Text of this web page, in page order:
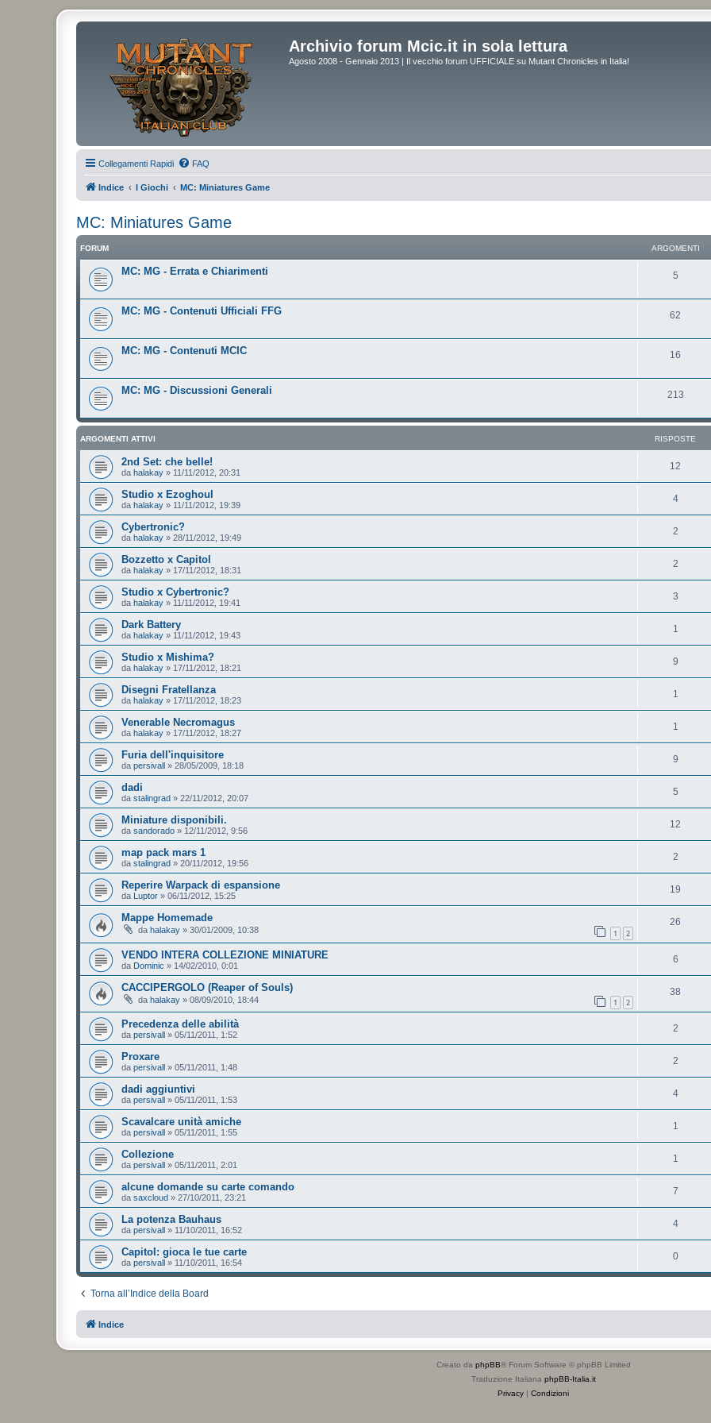
Archivio forum Mcic.it in sola lettura
Agosto 2008 - Gennaio 2013 | Il vecchio forum UFFICIALE su Mutant Chronicles in Italia!
Collegamenti Rapidi FAQ
Indice I Giochi MC: Miniatures Game
MC: Miniatures Game
FORUM ARGOMENTI
MC: MG - Errata e Chiarimenti 5
MC: MG - Contenuti Ufficiali FFG 62
MC: MG - Contenuti MCIC 16
MC: MG - Discussioni Generali 213
ARGOMENTI ATTIVI RISPOSTE
2nd Set: che belle!
da halakay » 11/11/2012, 20:31
12
Studio x Ezoghoul
da halakay » 11/11/2012, 19:39
4
Cybertronic?
da halakay » 28/11/2012, 19:49
2
Bozzetto x Capitol
da halakay » 17/11/2012, 18:31
2
Studio x Cybertronic?
da halakay » 11/11/2012, 19:41
3
Dark Battery
da halakay » 11/11/2012, 19:43
1
Studio x Mishima?
da halakay » 17/11/2012, 18:21
9
Disegni Fratellanza
da halakay » 17/11/2012, 18:23
1
Venerable Necromagus
da halakay » 17/11/2012, 18:27
1
Furia dell'inquisitore
da persivall » 28/05/2009, 18:18
9
dadi
da stalingrad » 22/11/2012, 20:07
5
Miniature disponibili.
da sandorado » 12/11/2012, 9:56
12
map pack mars 1
da stalingrad » 20/11/2012, 19:56
2
Reperire Warpack di espansione
da Luptor » 06/11/2012, 15:25
19
Mappe Homemade
da halakay » 30/01/2009, 10:38 1 2
26
VENDO INTERA COLLEZIONE MINIATURE
da Dominic » 14/02/2010, 0:01
6
CACCIPERGOLO (Reaper of Souls)
da halakay » 08/09/2010, 18:44 1 2
38
Precedenza delle abilità
da persivall » 05/11/2011, 1:52
2
Proxare
da persivall » 05/11/2011, 1:48
2
dadi aggiuntivi
da persivall » 05/11/2011, 1:53
4
Scavalcare unità amiche
da persivall » 05/11/2011, 1:55
1
Collezione
da persivall » 05/11/2011, 2:01
1
alcune domande su carte comando
da saxcloud » 27/10/2011, 23:21
7
La potenza Bauhaus
da persivall » 11/10/2011, 16:52
4
Capitol: gioca le tue carte
da persivall » 11/10/2011, 16:54
0
Torna all’Indice della Board
Indice
Creato da phpBB® Forum Software © phpBB Limited
Traduzione Italiana phpBB-Italia.it
Privacy | Condizioni